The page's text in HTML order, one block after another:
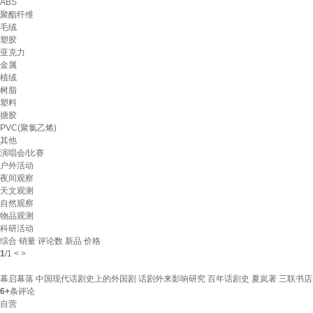
ABS
聚酯纤维
毛绒
塑胶
亚克力
金属
植绒
树脂
塑料
搪胶
PVC(聚氯乙烯)
其他
演唱会/比赛
户外活动
夜间观察
天文观测
自然观察
物品观测
科研活动
综合 销量 评论数 新品 价格
1/1 < >
幕启幕落 中国现代话剧史上的外国剧 话剧外来影响研究 百年话剧史 夏岚著 三联书
6+条评论
自营